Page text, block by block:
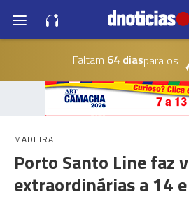
Faltam 64 diaspara os
MADEIRA
Porto Santo Line faz
extraordinárias a 14